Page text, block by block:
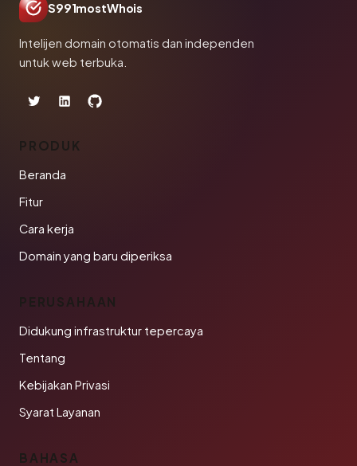
S991mostWhois
Intelijen domain otomatis dan independen
untuk web terbuka.
PRODUK
Beranda
Fitur
Cara kerja
Domain yang baru diperiksa
PERUSAHAAN
Didukung infrastruktur tepercaya
Tentang
Kebijakan Privasi
Syarat Layanan
BAHASA